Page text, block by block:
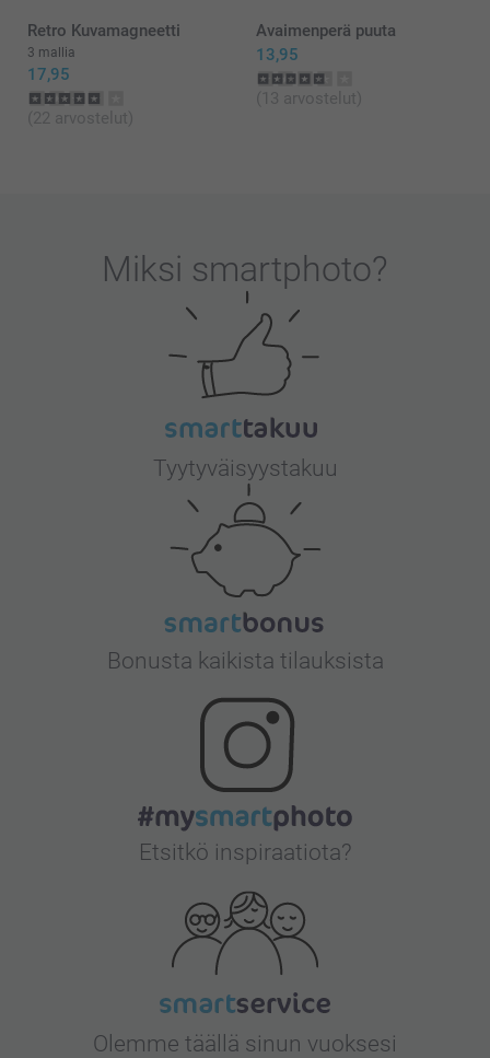
Retro Kuvamagneetti
3 mallia
17,95
(22 arvostelut)
Avaimenperä puuta
13,95
(13 arvostelut)
Miksi smartphoto?
Tyytyväisyystakuu
Bonusta kaikista tilauksista
Etsitkö inspiraatiota?
Olemme täällä sinun vuoksesi